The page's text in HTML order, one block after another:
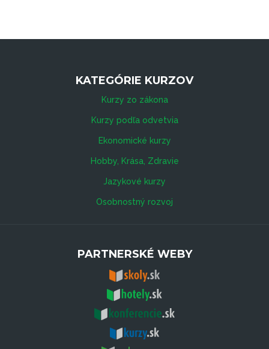
KATEGÓRIE KURZOV
Kurzy zo zákona
Kurzy podľa odvetvia
Ekonomické kurzy
Hobby, Krása, Zdravie
Jazykové kurzy
Osobnostný rozvoj
PARTNERSKÉ WEBY